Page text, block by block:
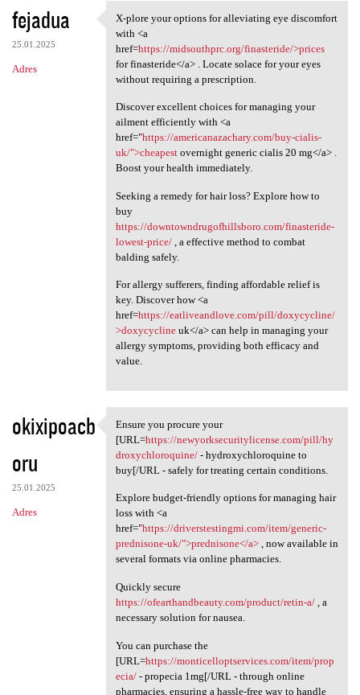
fejadua
25.01.2025
Adres
X-plore your options for
X-plore your options for alleviating eye discomfort
with <a
href=https://midsouthprc.org/finasteride/>prices
for finasteride</a> . Locate solace for your eyes
without requiring a prescription.
Discover excellent choices for managing your
ailment efficiently with <a
href="https://americanazachary.com/buy-cialis-
uk/">cheapestovernight generic cialis 20 mg</a> .
Boost your health immediately.
Seeking a remedy for hair loss? Explore how to
buy
https://downtowndrugofhillsboro.com/finasteride-
lowest-price/, a effective method to combat
balding safely.
For allergy sufferers, finding affordable relief is
key. Discover how <a
href=https://eatliveandlove.com/pill/doxycycline/
>doxycyclineuk</a> can help in managing your
allergy symptoms, providing both efficacy and
value.
okixipoacb
oru
25.01.2025
Adres
Ensure you procure your [URL
Ensure you procure your
[URL=https://newyorksecuritylicense.com/pill/hy
droxychloroquine/- hydroxychloroquine to
buy[/URL - safely for treating certain conditions.
Explore budget-friendly options for managing hair
loss with <a
href="https://driverstestingmi.com/item/generic-
prednisone-uk/">prednisone</a>, now available in
several formats via online pharmacies.
Quickly secure
https://ofearthandbeauty.com/product/retin-a/, a
necessary solution for nausea.
You can purchase the
[URL=https://monticelloptservices.com/item/prop
ecia/- propecia 1mg[/URL - through online
pharmacies, ensuring a hassle-free way to handle